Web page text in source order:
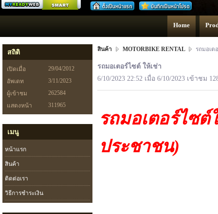
สร้างเว็บ
Home
สถิติ
เปิดเมื่อ
29/04/2012
อัพเดท
3/11/2023
ผู้เข้าชม
262584
แสดงหน้า
311965
เมนู
หน้าแรก
สินค้า
ติดต่อเรา
วิธีการชำระเงิน
สินค้า MOTORBIKE RENTAL รถมอเต
รถมอเตอร์ไซต์ ให้เช่า
6/10/2023 22:52 เมื่อ 6/10/2023 เข้าชม
รถมอเตอร์ไซ
ประชาชน)